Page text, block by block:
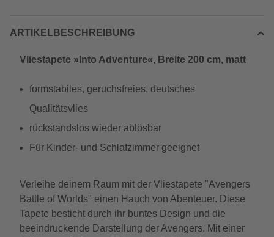
ARTIKELBESCHREIBUNG
Vliestapete »Into Adventure«, Breite 200 cm, matt
formstabiles, geruchsfreies, deutsches
Qualitätsvlies
rückstandslos wieder ablösbar
Für Kinder- und Schlafzimmer geeignet
Verleihe deinem Raum mit der Vliestapete "Avengers
Battle of Worlds" einen Hauch von Abenteuer. Diese
Tapete besticht durch ihr buntes Design und die
beeindruckende Darstellung der Avengers. Mit einer